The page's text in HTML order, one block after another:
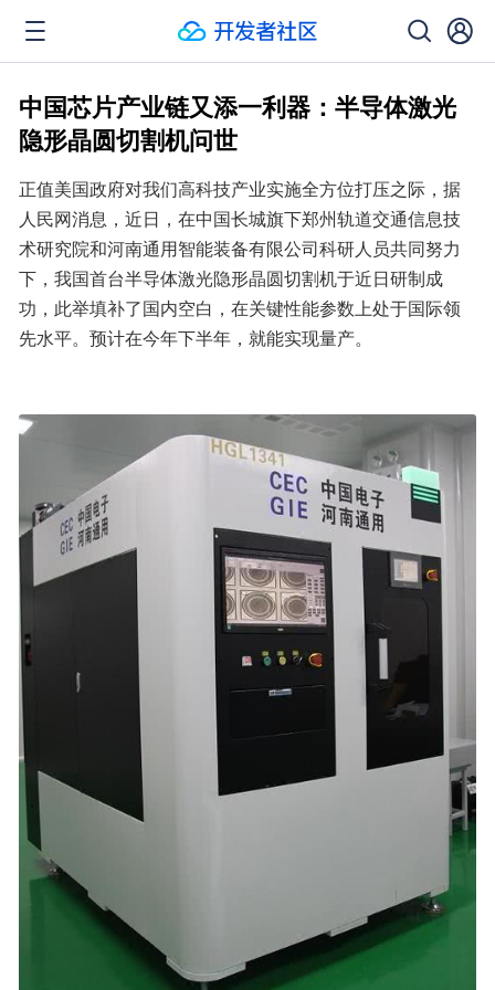
中国芯片产业链又添一利器：半导体激光
隐形晶圆切割机问世
正值美国政府对我们高科技产业实施全方位打压之际，据
人民网消息，近日，在中国长城旗下郑州轨道交通信息技
术研究院和河南通用智能装备有限公司科研人员共同努力
下，我国首台半导体激光隐形晶圆切割机于近日研制成
功，此举填补了国内空白，在关键性能参数上处于国际领
先水平。预计在今年下半年，就能实现量产。